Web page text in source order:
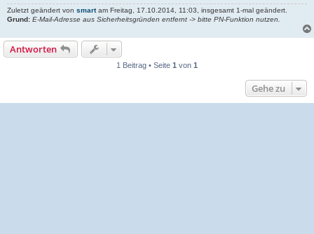
Zuletzt geändert von smartam Freitag, 17.10.2014, 11:03, insgesamt 1-mal geändert.
Grund: E-Mail-Adresse aus Sicherheitsgründen entfernt -> bitte PN-Funktion nutzen.
Antworten
1 Beitrag • Seite 1 von 1
Gehe zu